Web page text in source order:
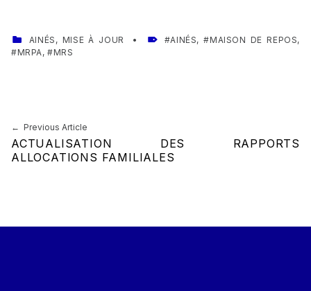
CATEGORIZED IN:
AINÉS , MISE À JOUR TAGGED AS:AINÉS, MAISON DE REPOS,
MRPA , MRS
Skip back to main navigation
Navigation de l’article
Previous Article
ACTUALISATION DES RAPPORTS
ALLOCATIONS FAMILIALES